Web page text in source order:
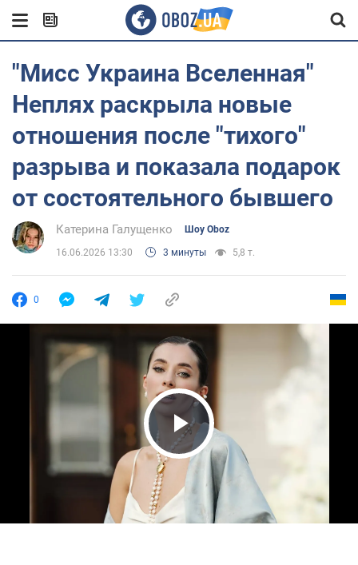
"Мисс Украина Вселенная"
Неплях раскрыла новые
отношения после "тихого"
разрыва и показала подарок
от состоятельного бывшего
Катерина Галущенко Шоу Oboz
16.06.2026 13:30 3 минуты 5,8 т.
0
Play Video